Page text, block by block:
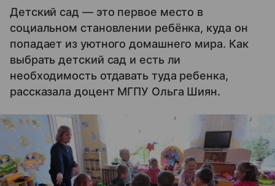
Детский сад — это первое место в
социальном становлении ребёнка, куда он
попадает из уютного домашнего мира. Как
выбрать детский сад и есть ли
необходимость отдавать туда ребенка,
рассказала доцент МГПУ Ольга Шиян.